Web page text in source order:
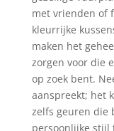
met vrienden of
kleurrijke
maken het
zorgen voor die
op zoek bent.
aanspreekt; het
zelfs geuren die
persoonlijke stijl